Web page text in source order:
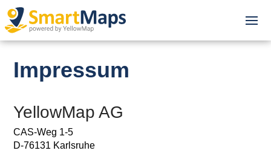
Impressum
YellowMap AG
CAS-Weg 1-5
D-76131 Karlsruhe